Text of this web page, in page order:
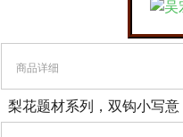
商品详细
梨花题材系列，双钩小写意